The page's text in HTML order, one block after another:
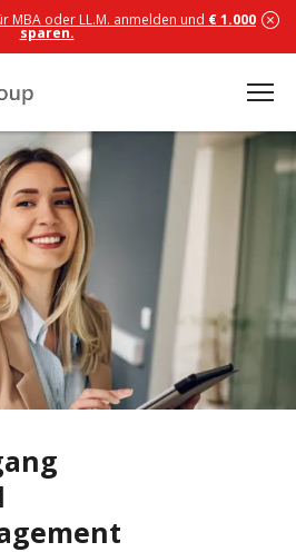
MBA oder LL.M. anmelden und € 1.000
sparen.